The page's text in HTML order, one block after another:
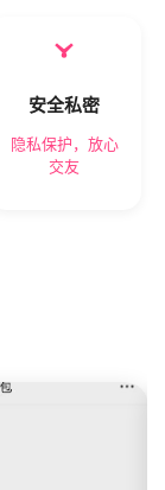
安全私密
隐私保护，放心
交友